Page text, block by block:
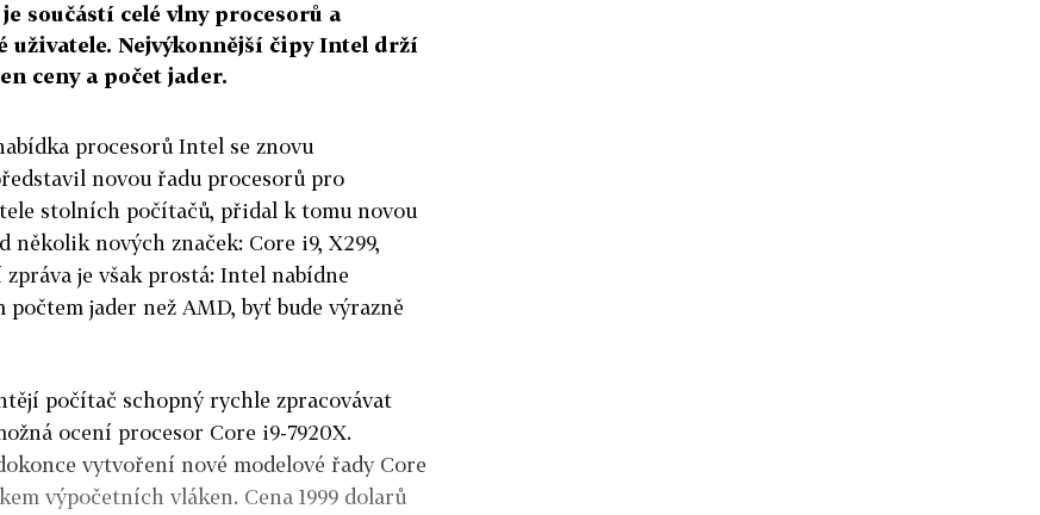
součástí celé vlny procesorů a
uživatele. Nejvýkonnější čipy Intel drží
ceny a počet jader.
procesorů Intel se znovu
novou řadu procesorů pro
stolních počítačů, přidal k tomu novou
několik nových značek: Core i9, X299,
zpráva je však prostá: Intel nabídne
jader než AMD, byť bude výrazně
počítač schopný rychle zpracovávat
ocení procesor Core i9-7920X.
vytvoření nové modelové řady Core
výpočetních vláken. Cena 1999 dolarů